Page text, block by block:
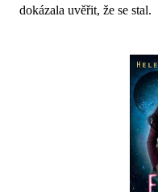
dokázala uvěřit, že se stal.